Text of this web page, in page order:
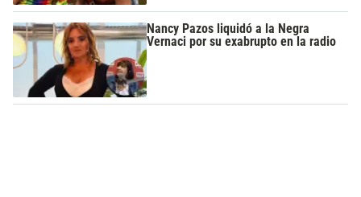
Nancy Pazos liquidó a la Negra
Vernaci por su exabrupto en la radio